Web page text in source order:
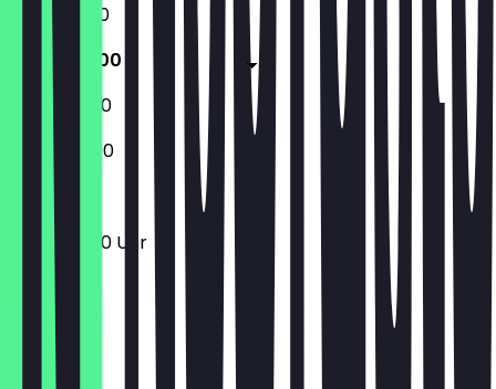
11:00 - 23:00
11:00 - 05:00
11:00 - 05:00
13:00 - 23:00
11:00 - 05:00 Uhr